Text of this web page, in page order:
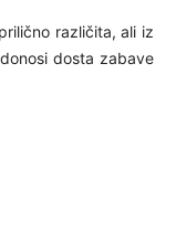
različita, ali iz
dosta zabave